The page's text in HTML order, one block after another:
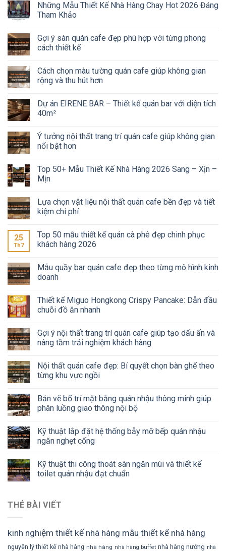
Những Mẫu Thiết Kế Nhà Hàng Chay Hot 2026 Đáng
Tham Khảo
Gợi ý sàn quán cafe đẹp phù hợp với từng phong
cách thiết kế
Cách chọn màu tường quán cafe giúp không gian
rộng và thu hút hơn
Dự án EIRENE BAR – Thiết kế quán bar với diện tích
40m²
Ý tưởng nội thất trang trí quán cafe giúp không gian
nổi bật hơn
Top 50+ Mẫu Thiết Kế Nhà Hàng 2026 Sang – Xịn –
Mịn
Lựa chọn vật liệu nội thất quán cafe bền đẹp và tiết
kiệm chi phí
25
Th7
Top 50 mẫu thiết kế quán cà phê đẹp chinh phục
khách hàng 2026
Mẫu quầy bar quán cafe đẹp theo từng mô hình kinh
doanh
Thiết kế Miguo Hongkong Crispy Pancake: Dẫn đầu
chuỗi đồ ăn nhanh
Gợi ý nội thất trang trí quán cafe giúp tạo dấu ấn và
nâng tầm trải nghiệm khách hàng
Nội thất quán cafe đẹp: Bí quyết chọn bàn ghế theo
từng khu vực ngồi
Bản vẽ bố trí mặt bằng quán nhậu thông minh giúp
phân luồng giao thông nội bộ
Kỹ thuật lắp đặt hệ thống bẫy mỡ bếp quán nhậu
ngăn nghẹt cống
Kỹ thuật thi công thoát sàn ngăn mùi và thiết kế
toilet quán nhậu đạt chuẩn
THẺ BÀI VIẾT
kinh nghiệm thiết kế nhà hàng mẫu thiết kế nhà hàng
nguyên lý thiết kế nhà hàng nhà hàng nhà hàng buffet nhà hàng nướng nhà